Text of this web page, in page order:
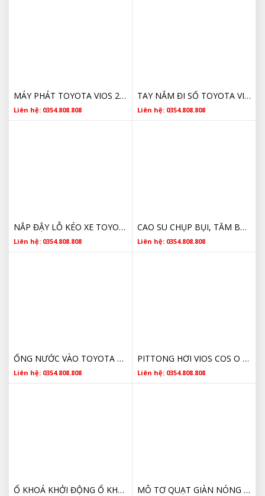
MÁY PHÁT TOYOTA VIOS 2007-2014 27060-0M040 270600M040
Liên hệ: 0354.808.808
TAY NẮM ĐI SỐ TOYOTA VIOS, INNOVA 33504-0D050-B0
Liên hệ: 0354.808.808
NẮP ĐẬY LỖ KÉO XE TOYOTA VIOS 2018-2020 GIÁ RẺ 52721-0D300
Liên hệ: 0354.808.808
CAO SU CHỤP BỤI, TĂM BÔNG GIẢM SÓC TRƯỚC TOYOTA VIOS 2014-2017 48331-0D130
Liên hệ: 0354.808.808
ỐNG NƯỚC VÀO TOYOTA VIOS 2014-2016 16571-0M080,165710M080
Liên hệ: 0354.808.808
PITTONG HƠI VIOS COS O 1310121030
Liên hệ: 0354.808.808
Ổ KHOÁ KHỞI ĐỘNG Ổ KHOÁ ĐỀ TOYOTA VIOS GIÁ RẺ MÔ TƠ QUẠT GIÀN NÓNG TOYOTA ALTIS , VIOS(M)168000-2370